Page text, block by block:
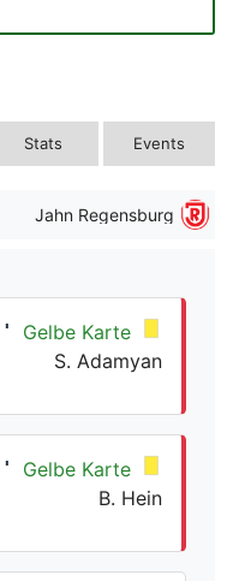
Stats Events
Jahn Regensburg
Gelbe Karte
S. Adamyan
Gelbe Karte
B. Hein